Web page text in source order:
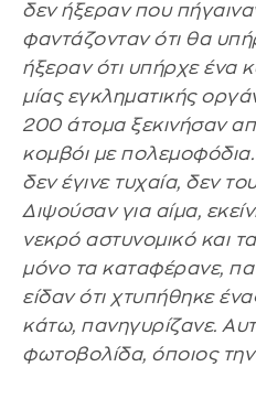
δεν ήξεραν που
φαντάζονταν ότι θα
ήξεραν ότι υπήρχε ένα
μίας εγκληματικής
200 άτομα ξεκινήσαν
κομβόι με
δεν έγινε τυχαία, δεν
Διψούσαν για αίμα,
νεκρό αστυνομικό και
μόνο τα καταφέρανε,
είδαν ότι χτυπήθηκε
κάτω, πανηγυρίζανε.
φωτοβολίδα, όποιος την